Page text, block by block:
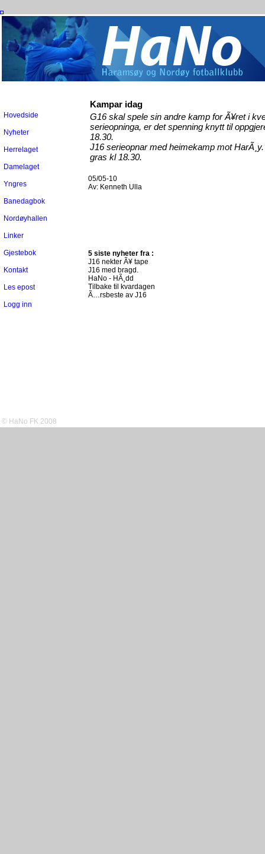
Hovedside
Nyheter
Herrelaget
Damelaget
Yngres
Banedagbok
Nordøyhallen
Linker
Gjestebok
Kontakt
Les epost
Logg inn
Kampar idag
G16 skal spele sin andre kamp for Ã¥ret i
serieopninga, er det spenning knytt til
18.30.
J16 serieopnar med heimekamp mot
gras kl 18.30.
05/05-10
Av: Kenneth Ulla
5 siste nyheter fra :
J16 nekter Ã¥ tape
J16 med bragd.
HaNo - HÃ¸dd
Tilbake til kvardagen
Ã…rsbeste av J16
© HaNo FK 2008